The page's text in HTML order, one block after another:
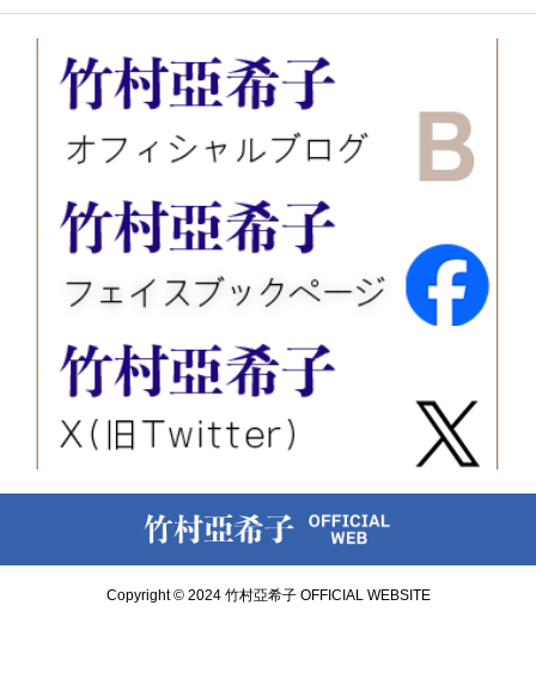
Copyright © 2024 竹村亞希子 OFFICIAL WEBSITE